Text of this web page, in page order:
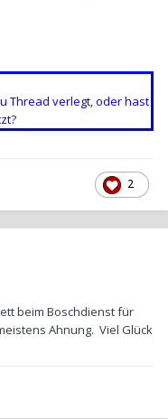
Thread verlegt, oder hast
2
beim Boschdienst für
Ahnung. Viel Glück